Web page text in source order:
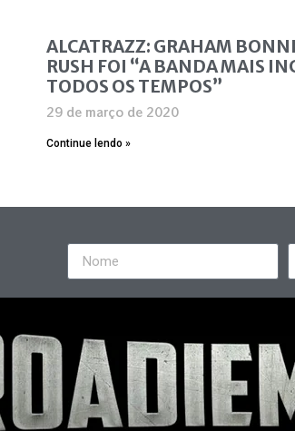
ALCATRAZZ: GRAHAM
RUSH FOI “A BANDA MAIS
TODOS OS TEMPOS”
29 de março de 2020
Continue lendo »